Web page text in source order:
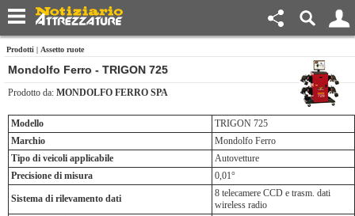
Prodotti | Assetto ruote
Mondolfo Ferro - TRIGON 725
Prodotto da: MONDOLFO FERRO SPA
Modello
TRIGON 725
Marchio
Mondolfo Ferro
Tipo di veicoli applicabile
Autovetture
Precisione di misura
0,01°
Sistema di rilevamento dati
8 telecamere CCD e trasm. dati
wireless radio